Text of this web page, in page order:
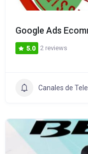
Google Ads
5.0 2 reviews
Canales de